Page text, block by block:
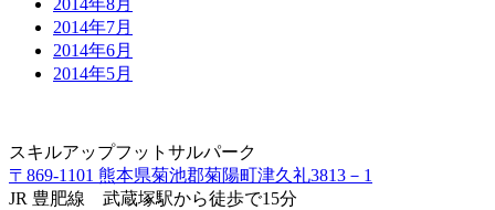
2014年8月
2014年7月
2014年6月
2014年5月
スキルアップフットサルパーク
〒869-1101 熊本県菊池郡菊陽町津久礼3813－1
JR 豊肥線 武蔵塚駅から徒歩で15分